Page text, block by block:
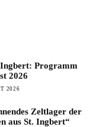
Programm
2026
2026
Zeltlager der
aus St. Ingbert“